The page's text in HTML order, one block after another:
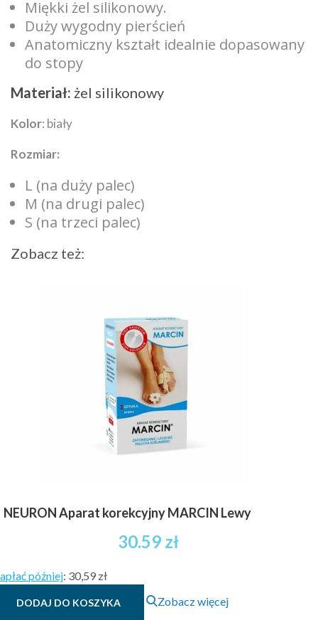
Miękki żel silikonowy.
Duży wygodny pierścień
Anatomiczny kształt idealnie dopasowany
do stopy
Materiał: żel silikonowy
Kolor: biały
Rozmiar:
L (na duży palec)
M (na drugi palec)
S (na trzeci palec)
Zobacz też:
NEURON Aparat korekcyjny MARCIN Lewy
30.59 zł
później: 30,59 zł
DODAJ DO KOSZYKA Zobacz więcej